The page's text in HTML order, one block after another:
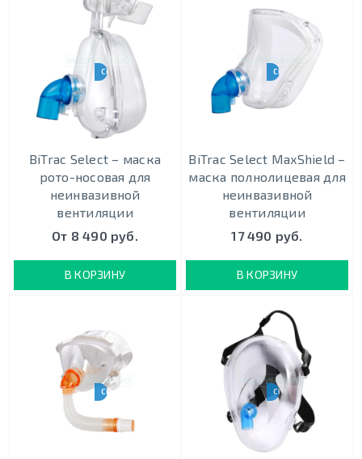
CPAP-BPAP-НВЛ
BiTrac Select – маска
рото-носовая для
неинвазивной
вентиляции
От 8 490 руб.
В КОРЗИНУ
CPAP-BPAP-НВЛ
BiTrac Select MaxShield –
маска полнолицевая для
неинвазивной
вентиляции
17 490 руб.
В КОРЗИНУ
CPAP-BPAP-НВЛ CPAP-BPAP-НВЛ